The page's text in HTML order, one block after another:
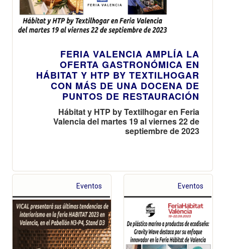
FERIA VALENCIA AMPLÍA LA
OFERTA GASTRONÓMICA EN
HÁBITAT Y HTP BY TEXTILHOGAR
CON MÁS DE UNA DOCENA DE
PUNTOS DE RESTAURACIÓN
Hábitat y HTP by Textilhogar en Feria
Valencia del martes 19 al viernes 22 de
septiembre de 2023
Eventos Eventos